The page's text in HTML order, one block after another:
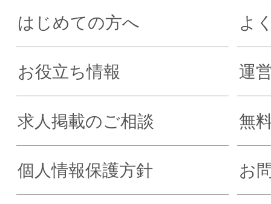
はじめての方へ よ
お役立ち情報 運
求人掲載のご相談 無
個人情報保護方針 お